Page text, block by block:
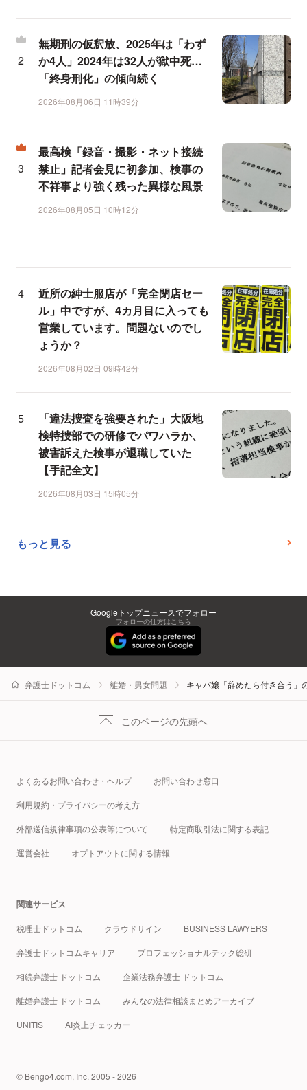
無期刑の仮釈放、2025年は「わず
か4人」2024年は32人が獄中死…
「終身刑化」の傾向続く
2026年08月06日 11時39分
最高検「録音・撮影・ネット接続
禁止」記者会見に初参加、検事の
不祥事より強く残った異様な風景
2026年08月05日 10時12分
近所の紳士服店が「完全閉店セー
ル」中ですが、4カ月目に入っても
営業しています。問題ないのでし
ょうか？
2026年08月02日 09時42分
「違法捜査を強要された」大阪地
検特捜部での研修でパワハラか、
被害訴えた検事が退職していた
【手記全文】
2026年08月03日 15時05分
もっと見る
Googleトップニュースでフォロー
フォローの仕方はこちら
弁護士ドットコム 離婚・男女問題 キャバ嬢「辞めたら付き合う」
このページの先頭へ
よくあるお問い合わせ・ヘルプ お問い合わせ窓口
利用規約・プライバシーの考え方
外部送信規律事項の公表等について 特定商取引法に関する表記
運営会社 オプトアウトに関する情報
関連サービス
税理士ドットコム クラウドサイン BUSINESS LAWYERS
弁護士ドットコムキャリア プロフェッショナルテック総研
相続弁護士 ドットコム 企業法務弁護士 ドットコム
離婚弁護士 ドットコム みんなの法律相談まとめアーカイブ
UNITIS AI炎上チェッカー
© Bengo4.com, Inc. 2005 - 2026